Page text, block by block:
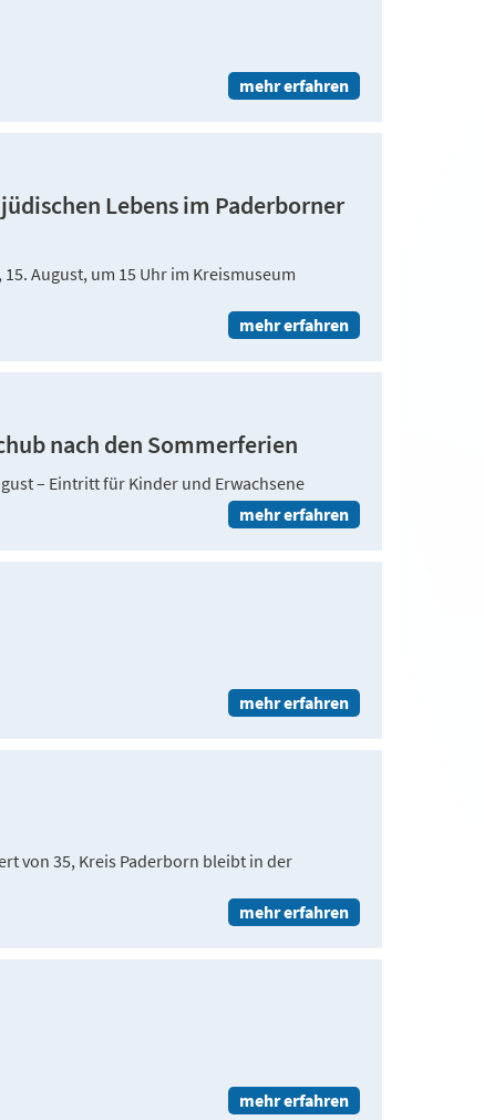
mehr erfahren
Lebens im Paderborner
August, um 15 Uhr im Kreismuseum
mehr erfahren
nach den Sommerferien
– Eintritt für Kinder und Erwachsene
mehr erfahren
mehr erfahren
von 35, Kreis Paderborn bleibt in der
mehr erfahren
mehr erfahren